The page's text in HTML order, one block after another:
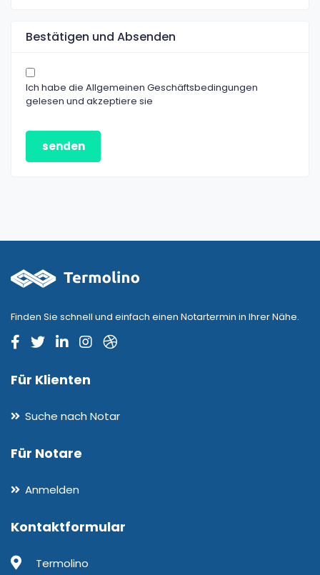
Bestätigen und Absenden
Ich habe die Allgemeinen Geschäftsbedingungen
gelesen und akzeptiere sie
senden
Finden Sie schnell und einfach einen Notartermin in Ihrer Nähe.
Für Klienten
Suche nach Notar
Für Notare
Anmelden
Kontaktformular
Termolino